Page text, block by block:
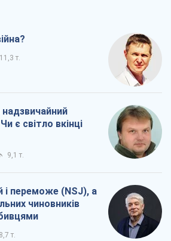
11,3 т.
надзвичайний
є світло вкінці
9,1 т.
і переможе (NSJ), а
чиновників
8,7 т.